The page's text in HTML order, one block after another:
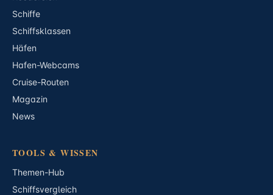
Schiffe
Schiffsklassen
Häfen
Hafen-Webcams
Cruise-Routen
Magazin
News
TOOLS & WISSEN
Themen-Hub
Schiffsvergleich